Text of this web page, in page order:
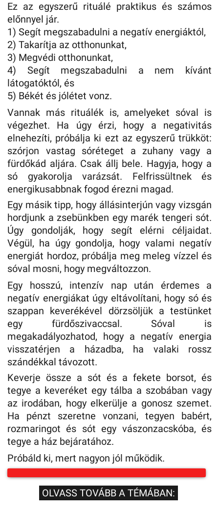
Ez az egyszerű rituálé praktikus és számos
előnnyel jár.
1) Segít megszabadulni a negatív energiáktól,
2) Takarítja az otthonunkat,
3) Megvédi otthonunkat,
4) Segít megszabadulni a nem kívánt
látogatóktól, és
5) Békét és jólétet vonz.
Vannak más rituálék is, amelyeket sóval is
végezhet. Ha úgy érzi, hogy a negativitás
elnehezíti, próbálja ki ezt az egyszerű trükköt:
szórjon vastag sóréteget a zuhany vagy a
fürdőkád aljára. Csak állj bele. Hagyja, hogy a
só gyakorolja varázsát. Felfrissültnek és
energikusabbnak fogod érezni magad.
Egy másik tipp, hogy állásinterjún vagy vizsgán
hordjunk a zsebünkben egy marék tengeri sót.
Úgy gondolják, hogy segít elérni céljaidat.
Végül, ha úgy gondolja, hogy valami negatív
energiát hordoz, próbálja meg meleg vízzel és
sóval mosni, hogy megváltozzon.
Egy hosszú, intenzív nap után érdemes a
negatív energiákat úgy eltávolítani, hogy só és
szappan keverékével dörzsöljük a testünket
egy fürdőszivaccsal. Sóval is
megakadályozhatod, hogy a negatív energia
visszatérjen a házadba, ha valaki rossz
szándékkal távozott.
Keverje össze a sót és a fekete borsot, és
tegye a keveréket egy tálba a szobában vagy
az irodában, hogy elkerülje a gonosz szemet.
Ha pénzt szeretne vonzani, tegyen babért,
rozmaringot és sót egy vászonzacskóba, és
tegye a ház bejáratához.
Próbáld ki, mert nagyon jól működik.
OLVASS TOVÁBB A TÉMÁBAN: